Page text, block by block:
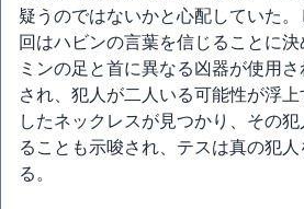
疑うのではないかと心配していた
回はハビンの言葉を信じることに
ミンの足と首に異なる凶器が使用
され、犯人が二人いる可能性が浮
したネックレスが見つかり、その
ることも示唆され、テスは真の犯
る。